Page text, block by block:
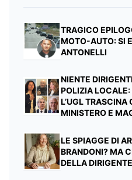
TRAGICO
MOTO-AUTO: SI
ANTONELLI
NIENTE
POLIZIA
L’UGL TRASCINA
MINISTERO E
LE SPIAGGE DI
BRANDONI? MA
DELLA